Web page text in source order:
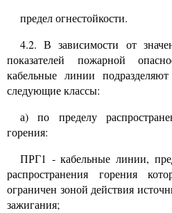
предел огнестойкости.
4.2. В зависимости от
показателей пожарной
кабельные линии
следующие классы:
а) по пределу
горения:
ПРГ1 - кабельные линии,
распространения горения
ограничен зоной действия
зажигания;